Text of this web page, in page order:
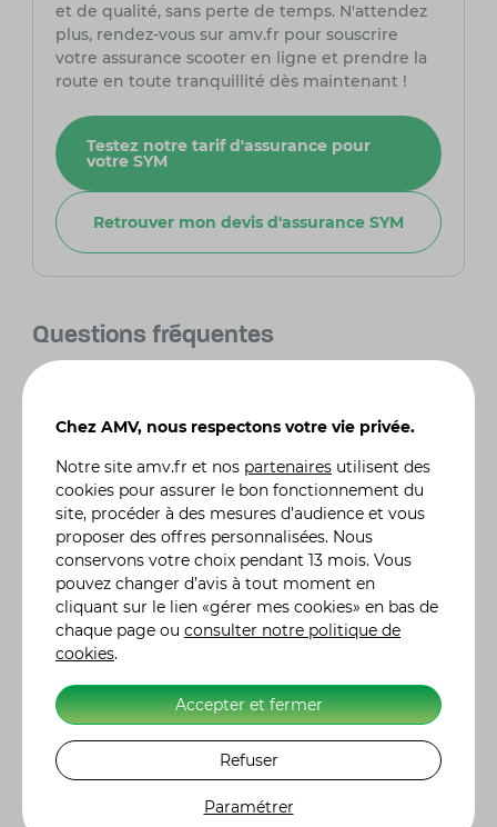
et de qualité, sans perte de temps. N'attendez
plus, rendez-vous sur amv.fr pour souscrire
votre assurance scooter en ligne et prendre la
route en toute tranquillité dès maintenant !
Testez notre tarif d'assurance pour
votre SYM
Retrouver mon devis d'assurance SYM
Questions fréquentes
carburant du Sym Symphony ST 125 ?
économique en carburant. Il consomme en
moyenne 2,5 à 3 litres aux 100 km, ce qui en fait
un choix idéal pour les déplacements urbains
et les trajets quotidiens.
Le Sym Symphony ST 125 est-il adapté pour
les trajets sur autoroute ?
Le Sym Symphony ST 125 est principalement
conçu pour une utilisation urbaine et
périurbaine. Avec une vitesse maximale
d'environ 100-110 km/h, il peut être utilisé sur de
pas recommandé pour les longs trajets
autoroutiers. Sa meilleure performance se
trouve dans les environnements urbains et
Chez AMV, nous respectons votre vie privée.
Notre site amv.fr et nos partenaires utilisent des
cookies pour assurer le bon fonctionnement du
site, procéder à des mesures d’audience et vous
proposer des offres personnalisées. Nous
conservons votre choix pendant 13 mois. Vous
pouvez changer d’avis à tout moment en
cliquant sur le lien «gérer mes cookies» en bas de
chaque page ou consulter notre politique de
cookies.
Accepter et fermer
Refuser
Paramétrer